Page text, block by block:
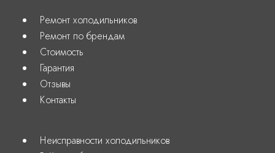
Ремонт холодильников
Ремонт по брендам
Стоимость
Гарантия
Отзывы
Контакты
Неисправности холодильников